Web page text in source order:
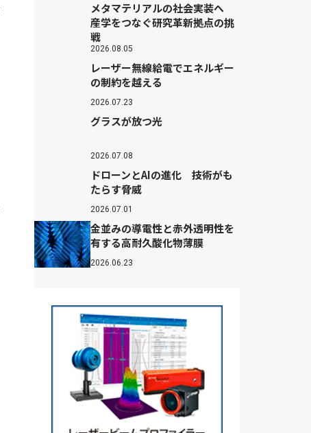
メタマテリアルの社会実装へ
産学をつなぐ研究革新拠点の挑
戦
2026.08.05
レーザー無線給電でエネルギー
の制約を越える
2026.07.23
グラスが放つ光
2026.07.08
ドローンとAIの進化 技術がも
たらす脅威
2026.07.01
金並みの導電性と赤外透明性を
有する高耐久酸化物薄膜
2026.06.23